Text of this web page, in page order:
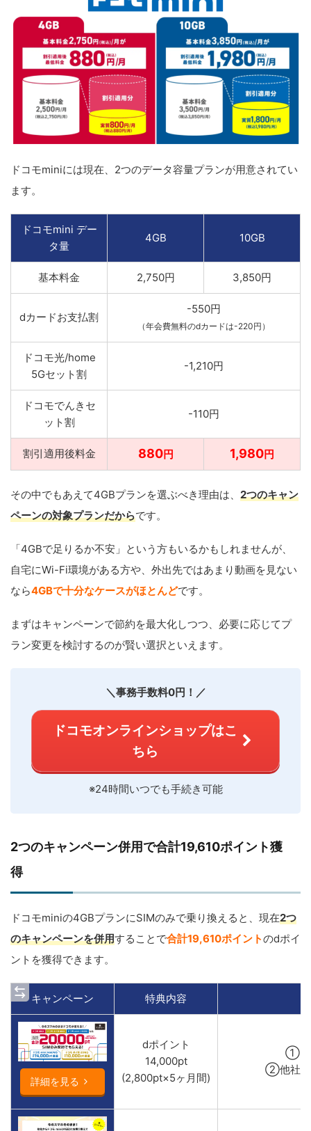
ドコモminiには現在、2つのデータ容量プランが用意されてい
ます。
ドコモmini デー
タ量
4GB 10GB
基本料金 2,750円 3,850円
dカードお支払割
-550円
（年会費無料のdカードは-220円）
ドコモ光/home
5Gセット割
-1,210円
ドコモでんきセ
ット割
-110円
割引適用後料金 880円 1,980円
その中でもあえて4GBプランを選ぶべき理由は、 2つのキャン
ペーンの対象プランだからです。
「4GBで足りるか不安」という方もいるかもしれませんが、
自宅にWi-Fi環境がある方や、外出先ではあまり動画を見ない
なら4GBで十分なケースがほとんどです。
まずはキャンペーンで節約を最大化しつつ、必要に応じてプ
ラン変更を検討するのが賢い選択といえます。
＼事務手数料0円！／
ドコモオンラインショップはこ
ちら
※24時間いつでも手続き可能
2つのキャンペーン併用で合計19,610ポイント獲
得
ドコモminiの4GBプランにSIMのみで乗り換えると、現在2つ
のキャンペーンを併用することで合計19,610ポイントのdポイ
ントを獲得できます。
キャンペーン 特典内容
詳細を見る
dポイント
14,000pt
(2,800pt×5ヶ月間)
①キ
②他社か